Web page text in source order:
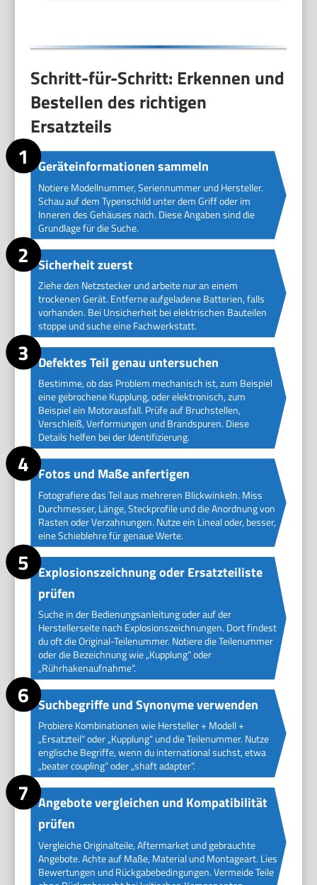
Schritt-für-Schritt: Erkennen und
Bestellen des richtigen
Ersatzteils
Geräteinformationen sammeln
Notiere Modellnummer, Seriennummer und Hersteller.
Schau auf dem Typenschild unter dem Griff oder im
Inneren des Gehäuses nach. Diese Angaben sind die
Grundlage für die Suche.
Sicherheit zuerst
Ziehe den Netzstecker und arbeite nur an einem
trockenen Gerät. Entferne aufgeladene Batterien, falls
vorhanden. Bei Unsicherheit bei elektrischen Bauteilen
stoppe und suche eine Fachwerkstatt.
Defektes Teil genau untersuchen
Bestimme, ob das Problem mechanisch ist, zum Beispiel
eine gebrochene Kupplung, oder elektronisch, zum
Beispiel ein Motorausfall. Prüfe auf Bruchstellen,
Verschleiß, Verformungen und Brandspuren. Diese
Details helfen bei der Identifizierung.
Fotos und Maße anfertigen
Fotografiere das Teil aus mehreren Blickwinkeln. Miss
Durchmesser, Länge, Steckprofile und die Anordnung von
Rasten oder Verzahnungen. Nutze ein Lineal oder, besser,
eine Schieblehre für genaue Werte.
Explosionszeichnung oder Ersatzteiliste
prüfen
Suche in der Bedienungsanleitung oder auf der
Herstellerseite nach Explosionszeichnungen. Dort findest
du oft die Original-Teilenummer. Notiere die Teilenummer
oder die Bezeichnung wie „Kupplung“ oder
„Rührhakenaufnahme“.
Suchbegriffe und Synonyme verwenden
Probiere Kombinationen wie Hersteller + Modell +
„Ersatzteil“ oder „Kupplung“ und die Teilenummer. Nutze
englische Begriffe, wenn du international suchst, etwa
„beater coupling“ oder „shaft adapter“.
Angebote vergleichen und Kompatibilität
prüfen
Vergleiche Originalteile, Aftermarket und gebrauchte
Angebote. Achte auf Maße, Material und Montageart. Lies
Bewertungen und Rückgabebedingungen. Vermeide Teile